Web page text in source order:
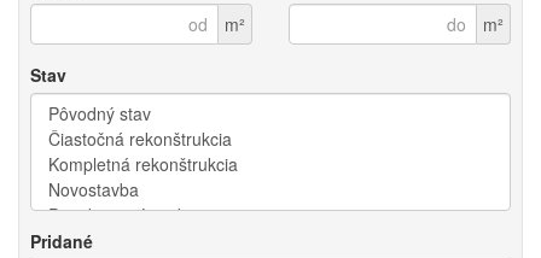
m²
m²
Stav
Pridané